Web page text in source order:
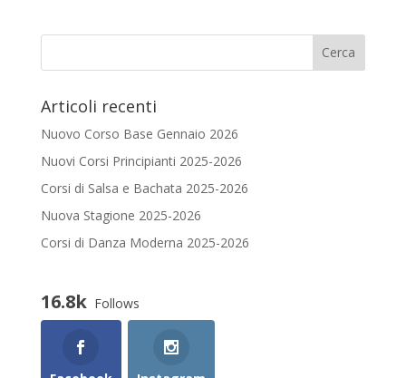
Articoli recenti
Nuovo Corso Base Gennaio 2026
Nuovi Corsi Principianti 2025-2026
Corsi di Salsa e Bachata 2025-2026
Nuova Stagione 2025-2026
Corsi di Danza Moderna 2025-2026
16.8k Follows